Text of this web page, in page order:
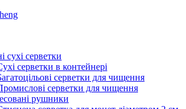
сухі серветки
серветки в контейнері
серветки для чищення
серветки для чищення
рушники